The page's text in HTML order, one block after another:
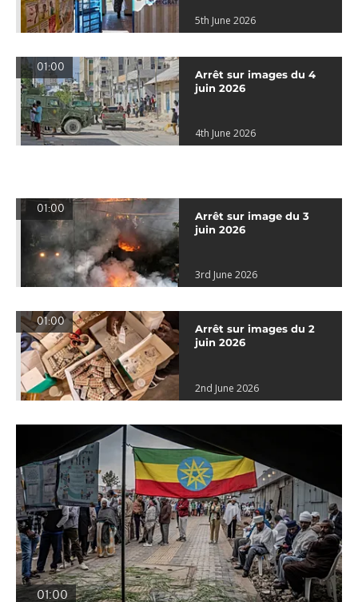
5th June 2026
01:00
Arrêt sur images du 4
juin 2026
4th June 2026
01:00
Arrêt sur image du 3
juin 2026
3rd June 2026
01:00
Arrêt sur images du 2
juin 2026
2nd June 2026
01:00